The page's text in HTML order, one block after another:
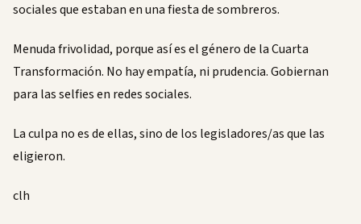
sociales que estaban en una fiesta de sombreros.
Menuda frivolidad, porque así es el género de la Cuarta
Transformación. No hay empatía, ni prudencia. Gobiernan
para las selfies en redes sociales.
La culpa no es de ellas, sino de los legisladores/as que las
eligieron.
clh